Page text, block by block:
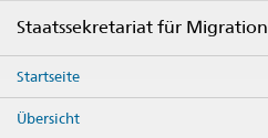
Staatssekretariat für Migration
Startseite
Übersicht